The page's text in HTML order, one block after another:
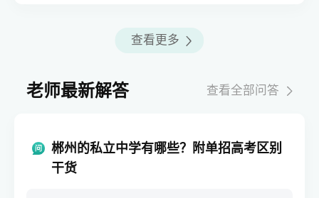
查看更多
老师最新解答 查看全部问答
郴州的私立中学有哪些？附单招高考区别
干货